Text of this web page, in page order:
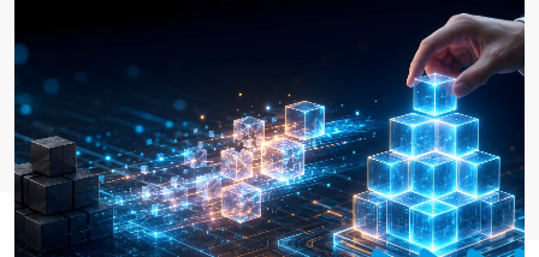
Sztuczna Inteligencja
↳ AI Transformation
↳ AI Consultation
↳ AI Solutions
Transport i Turystyka
Start-upy i Scale-upy
Kraje